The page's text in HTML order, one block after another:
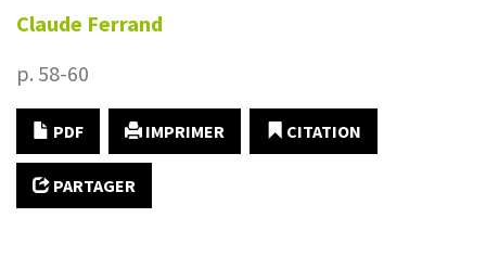
Claude Ferrand
p. 58-60
PDF IMPRIMER CITATION
PARTAGER